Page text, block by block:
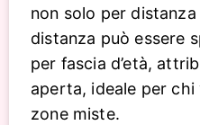
non solo per
distanza può essere
per fascia d’età,
aperta, ideale per
zone miste.